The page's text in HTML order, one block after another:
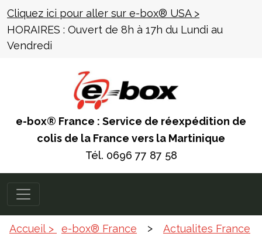
Cliquez ici pour aller sur e-box® USA >
HORAIRES : Ouvert de 8h à 17h du Lundi au
Vendredi
e-box® France : Service de réexpédition de
colis de la France vers la Martinique
Tél. 0696 77 87 58
Accueil > e-box® France > Actualites France